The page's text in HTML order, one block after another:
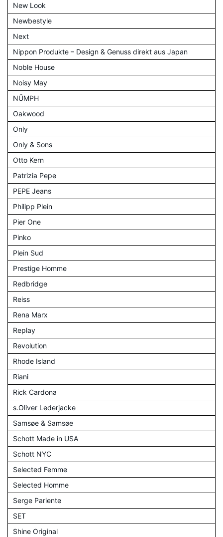
New Look
Newbestyle
Next
Nippon Produkte – Design & Genuss direkt aus Japan
Noble House
Noisy May
NÜMPH
Oakwood
Only
Only & Sons
Otto Kern
Patrizia Pepe
PEPE Jeans
Philipp Plein
Pier One
Pinko
Plein Sud
Prestige Homme
Redbridge
Reiss
Rena Marx
Replay
Revolution
Rhode Island
Riani
Rick Cardona
s.Oliver Lederjacke
Samsøe & Samsøe
Schott Made in USA
Schott NYC
Selected Femme
Selected Homme
Serge Pariente
SET
Shine Original